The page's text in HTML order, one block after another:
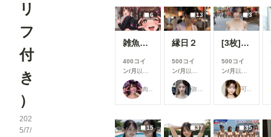
リ
フ
付
き
）
202
5/7/
6
雑魚メスガキ
400コイ
ン/月 以上
支援すると
見ることが
できます
肉便器製造機
13
縁日２
500コイ
ン/月 以上
支援すると
見ることが
できます
弥太郎
3
[3枚]夏祭り会場で恥ずかしい格好をしちゃう清楚系美女
500コイ
ン/月 以上
支援すると
見ることが
できます
可愛い女の子のAIグラビア写真集
15 37 35